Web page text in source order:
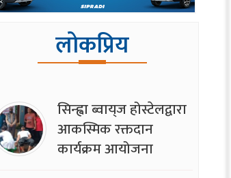
लोकप्रिय
सिन्ह्वा ब्वाय्‌ज होस्टेलद्वारा
आकस्मिक रक्तदान
कार्यक्रम आयोजना